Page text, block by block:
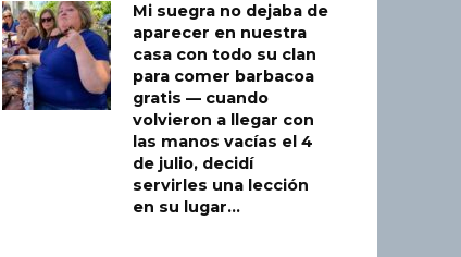
Mi suegra no dejaba de
aparecer en nuestra
casa con todo su clan
para comer barbacoa
gratis — cuando
volvieron a llegar con
las manos vacías el 4
de julio, decidí
servirles una lección
en su lugar…